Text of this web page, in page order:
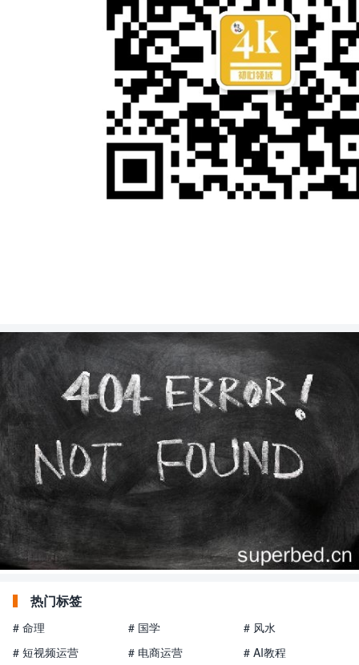
热门标签
# 命理 # 国学
# 风水
# 短视频运营
# 电商运营
# AI教程